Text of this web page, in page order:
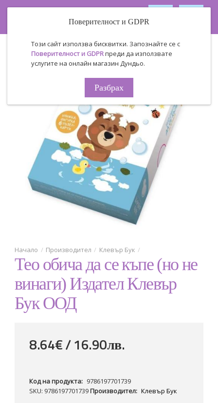
Поверителност и GDPR
Този сайт използва бисквитки. Запознайте се с
Поверителност и GDPRпреди да използвате
услугите на онлайн магазин Дундьо.
Разбрах
Производител Клевър Бук
Тео обича да се къпе (но не
винаги) Издател Клевър
Бук ООД
8.64€ / 16.90лв.
Код на продукта: 9786197701739
SKU: 9786197701739Производител: Клевър Бук